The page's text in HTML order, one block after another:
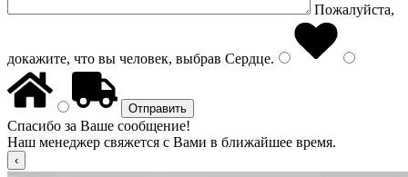
Пожалуйста,
докажите, что вы человек, выбрав Сердце.
Спасибо за Ваше сообщение!
Наш менеджер свяжется с Вами в ближайшее время.